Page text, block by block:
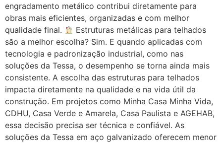
engradamento metálico contribui diretamente para
obras mais eficientes, organizadas e com melhor
qualidade final.
Estruturas metálicas para telhados
são a melhor escolha? Sim. E quando aplicadas com
tecnologia e padronização industrial, como nas
soluções da Tessa, o desempenho se torna ainda mais
consistente. A escolha das estruturas para telhados
impacta diretamente na qualidade e na vida útil da
construção. Em projetos como Minha Casa Minha Vida,
CDHU, Casa Verde e Amarela, Casa Paulista e AGEHAB,
essa decisão precisa ser técnica e confiável. As
soluções da Tessa em aço galvanizado oferecem menor